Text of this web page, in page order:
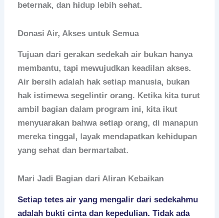
beternak, dan hidup lebih sehat.
Donasi Air, Akses untuk Semua
Tujuan dari gerakan sedekah air bukan hanya
membantu, tapi mewujudkan keadilan akses.
Air bersih adalah hak setiap manusia, bukan
hak istimewa segelintir orang. Ketika kita turut
ambil bagian dalam program ini, kita ikut
menyuarakan bahwa setiap orang, di manapun
mereka tinggal, layak mendapatkan kehidupan
yang sehat dan bermartabat.
Mari Jadi Bagian dari Aliran Kebaikan
Setiap tetes air yang mengalir dari sedekahmu
adalah bukti cinta dan kepedulian. Tidak ada